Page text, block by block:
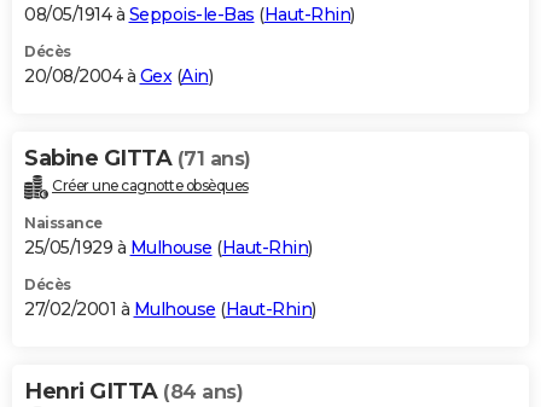
08/05/1914 à Seppois-le-Bas (Haut-Rhin)
Décès
20/08/2004 à Gex(Ain)
Sabine GITTA (71 ans)
Créer une cagnotte obsèques
Naissance
25/05/1929 à Mulhouse (Haut-Rhin)
Décès
27/02/2001 à Mulhouse (Haut-Rhin)
Henri GITTA (84 ans)